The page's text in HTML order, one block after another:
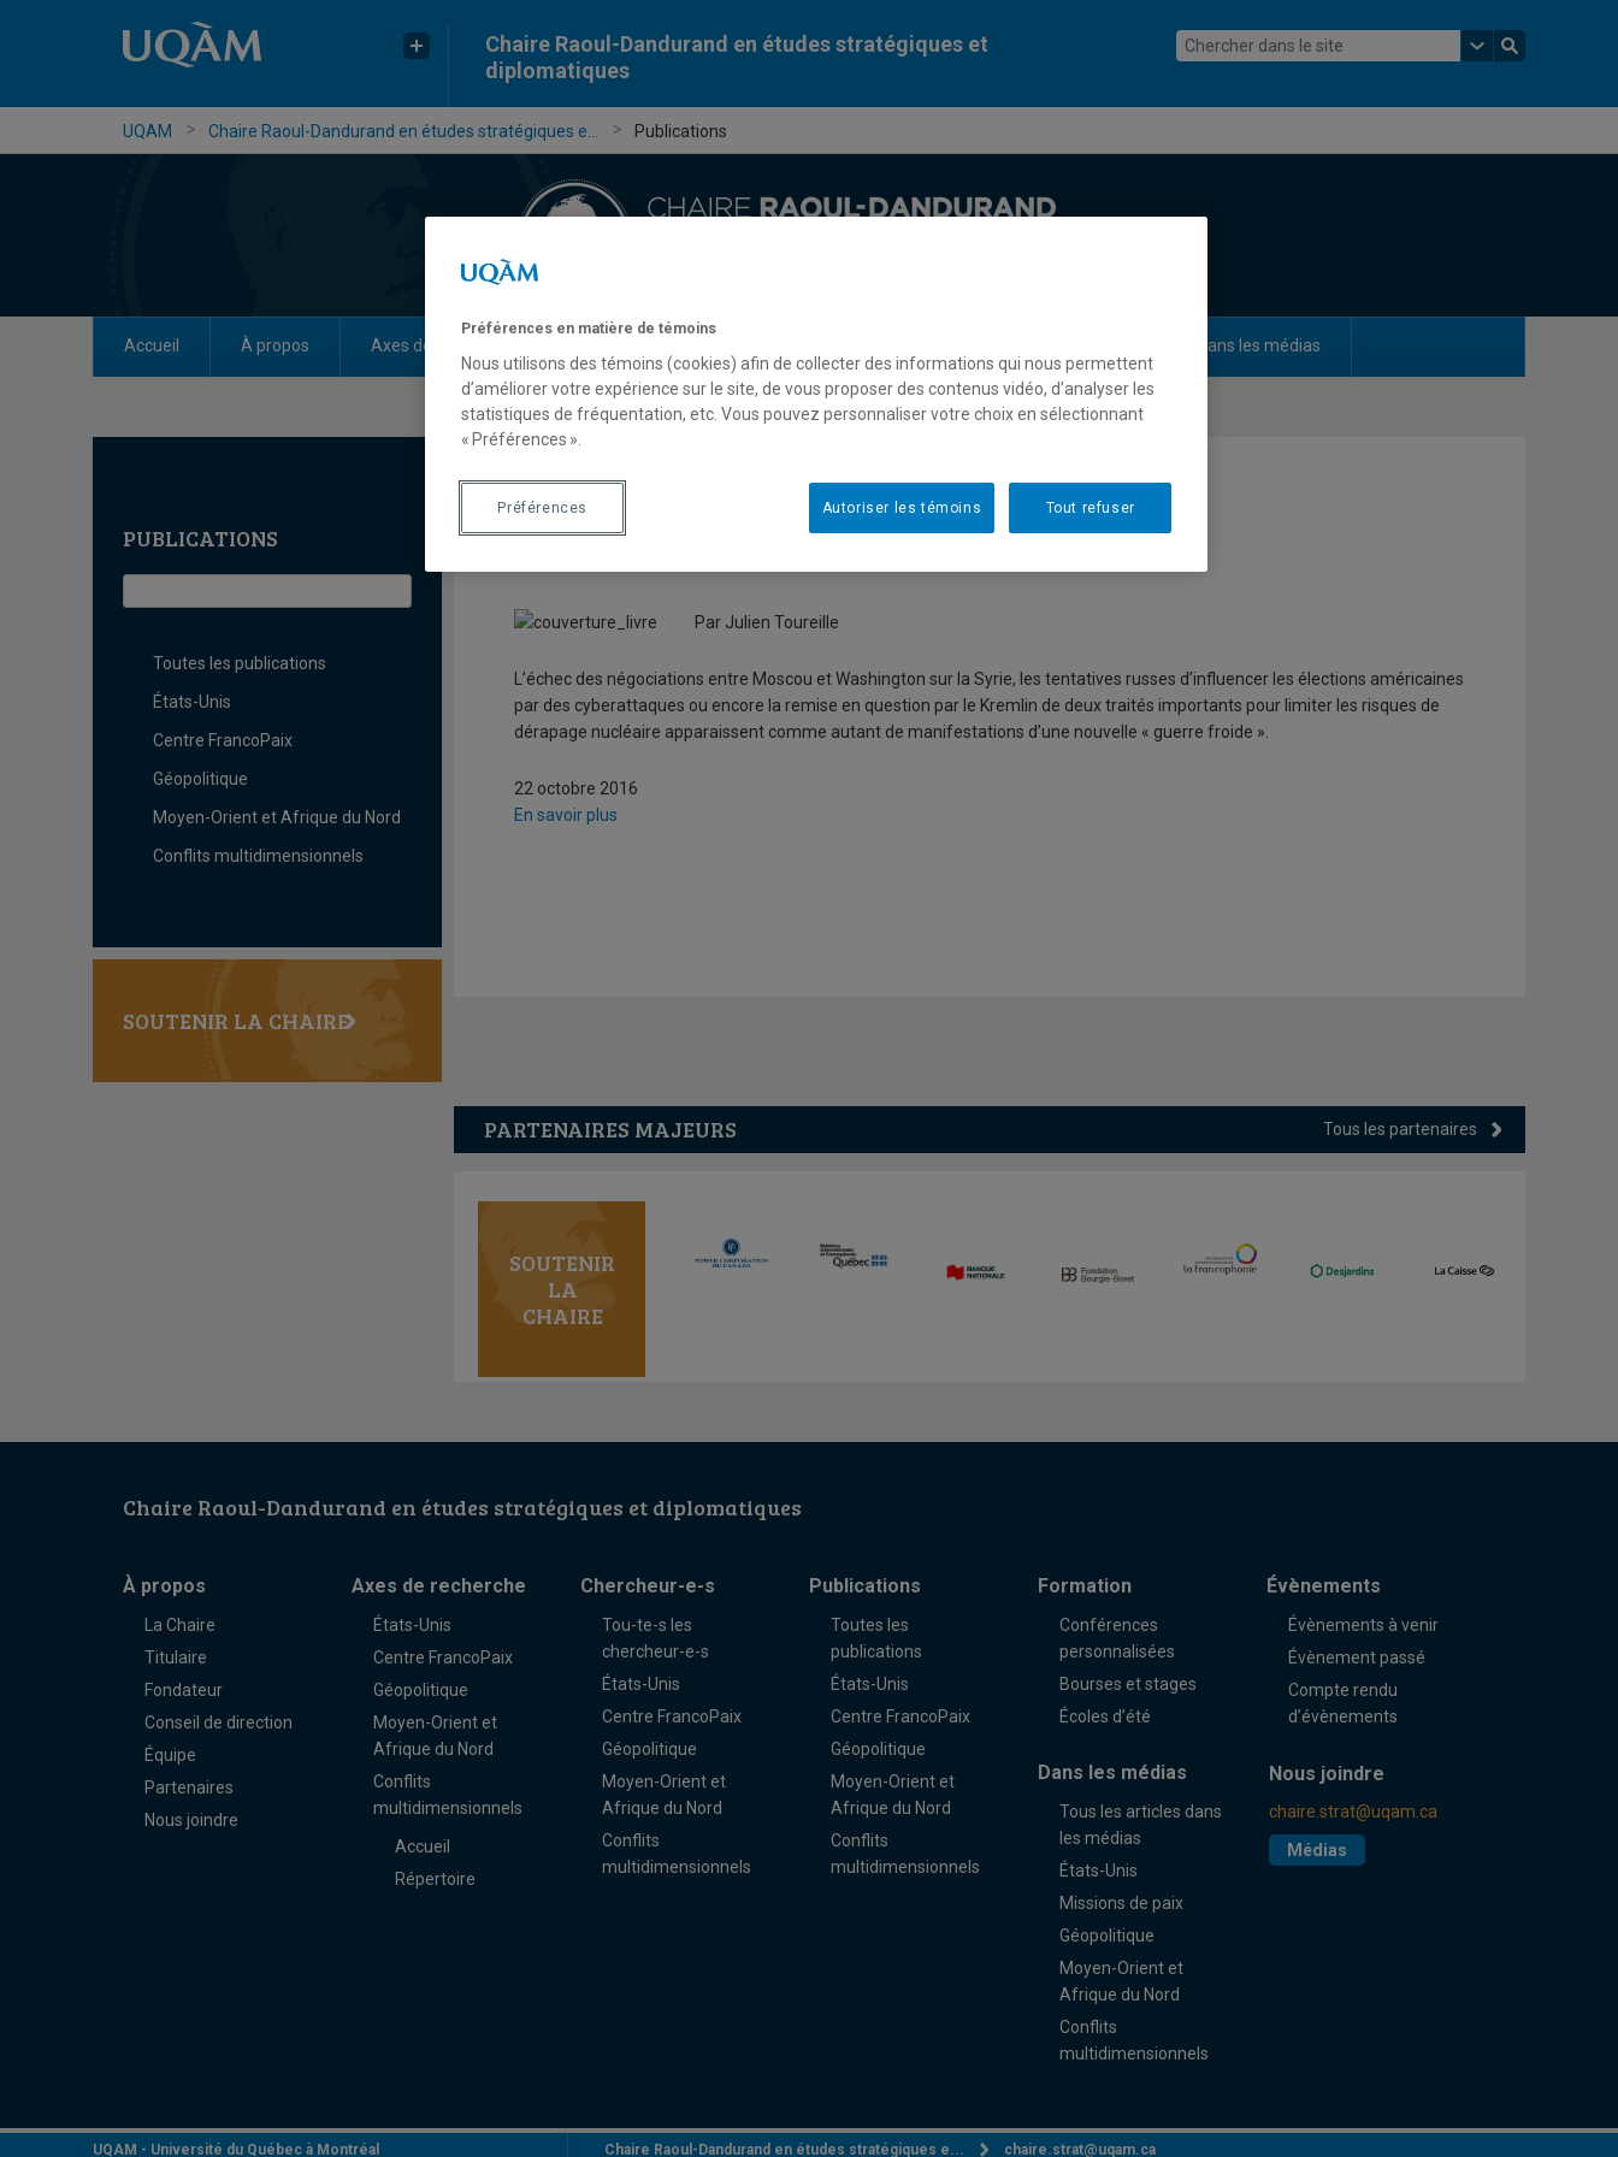
Chaire Raoul-Dandurand en études stratégiques et
diplomatiques
UQAM Chaire Raoul-Dandurand en études stratégiques e... Publications
Accueil À propos Axes de recherche Dans les médias
PUBLICATIONS
Toutes les publications
États-Unis
Centre FrancoPaix
Géopolitique
Moyen-Orient et Afrique du Nord
Conflits multidimensionnels
SOUTENIR LA CHAIRE
La Russie dans la campagne électorale
Par Julien Toureille
L’échec des négociations entre Moscou et Washington sur la Syrie, les tentatives russes d’influencer les élections américaines
par des cyberattaques ou encore la remise en question par le Kremlin de deux traités importants pour limiter les risques de
dérapage nucléaire apparaissent comme autant de manifestations d’une nouvelle « guerre froide ».
22 octobre 2016
En savoir plus
PARTENAIRES MAJEURS Tous les partenaires
SOUTENIR
LA
CHAIRE
Chaire Raoul-Dandurand en études stratégiques et diplomatiques
À propos
La Chaire
Titulaire
Fondateur
Conseil de direction
Équipe
Partenaires
Nous joindre
Axes de recherche
États-Unis
Centre FrancoPaix
Géopolitique
Moyen-Orient et
Afrique du Nord
Conflits
multidimensionnels
Accueil
Répertoire
Chercheur-e-s
Tou-te-s les
chercheur-e-s
États-Unis
Centre FrancoPaix
Géopolitique
Moyen-Orient et
Afrique du Nord
Conflits
multidimensionnels
Publications
Toutes les
publications
États-Unis
Centre FrancoPaix
Géopolitique
Moyen-Orient et
Afrique du Nord
Conflits
multidimensionnels
Formation
Conférences
personnalisées
Bourses et stages
Écoles d’été
Évènements
Évènements à venir
Évènement passé
Compte rendu
d’évènements
Dans les médias
Tous les articles dans
les médias
États-Unis
Missions de paix
Géopolitique
Moyen-Orient et
Afrique du Nord
Conflits
multidimensionnels
Nous joindre
chaire.strat@uqam.ca
Médias
UQAM - Université du Québec à Montréal Chaire Raoul-Dandurand en études stratégiques e... chaire.strat@uqam.ca
Préférences en matière de témoins
Nous utilisons des témoins (cookies) afin de collecter des informations qui nous permettent
d’améliorer votre expérience sur le site, de vous proposer des contenus vidéo, d’analyser les
statistiques de fréquentation, etc. Vous pouvez personnaliser votre choix en sélectionnant
« Préférences ».
Tout refuser
Autoriser les témoins
Préférences